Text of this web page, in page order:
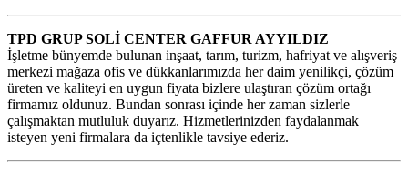
TPD GRUP SOLİ CENTER GAFFUR AYYILDIZ
İşletme bünyemde bulunan inşaat, tarım, turizm, hafriyat ve alışveriş
merkezi mağaza ofis ve dükkanlarımızda her daim yenilikçi, çözüm
üreten ve kaliteyi en uygun fiyata bizlere ulaştıran çözüm ortağı
firmamız oldunuz. Bundan sonrası içinde her zaman sizlerle
çalışmaktan mutluluk duyarız. Hizmetlerinizden faydalanmak
isteyen yeni firmalara da içtenlikle tavsiye ederiz.